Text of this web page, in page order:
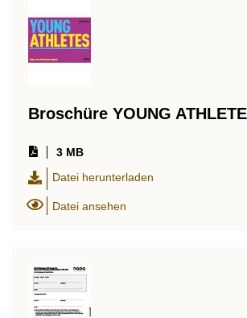
Broschüre YOUNG
3 MB
Datei herunterladen
Datei ansehen